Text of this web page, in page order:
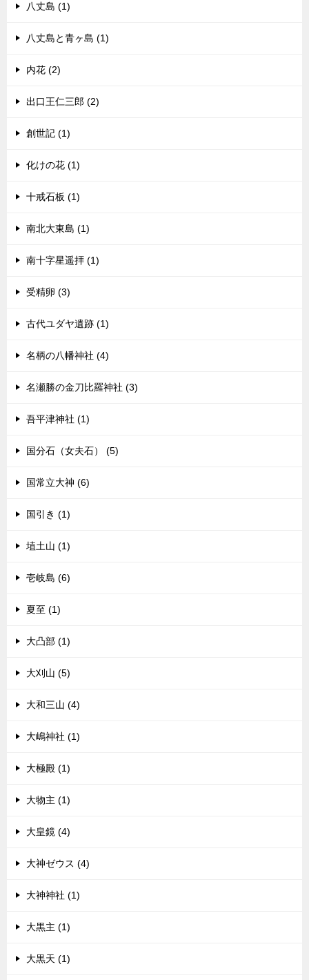
八丈島 (1)
八丈島と青ヶ島 (1)
内花 (2)
出口王仁三郎 (2)
創世記 (1)
化けの花 (1)
十戒石板 (1)
南北大東島 (1)
南十字星遥拝 (1)
受精卵 (3)
古代ユダヤ遺跡 (1)
名柄の八幡神社 (4)
名瀬勝の金刀比羅神社 (3)
吾平津神社 (1)
国分石（女夫石） (5)
国常立大神 (6)
国引き (1)
埴土山 (1)
壱岐島 (6)
夏至 (1)
大凸部 (1)
大刈山 (5)
大和三山 (4)
大嶋神社 (1)
大極殿 (1)
大物主 (1)
大皇鏡 (4)
大神ゼウス (4)
大神神社 (1)
大黒主 (1)
大黒天 (1)